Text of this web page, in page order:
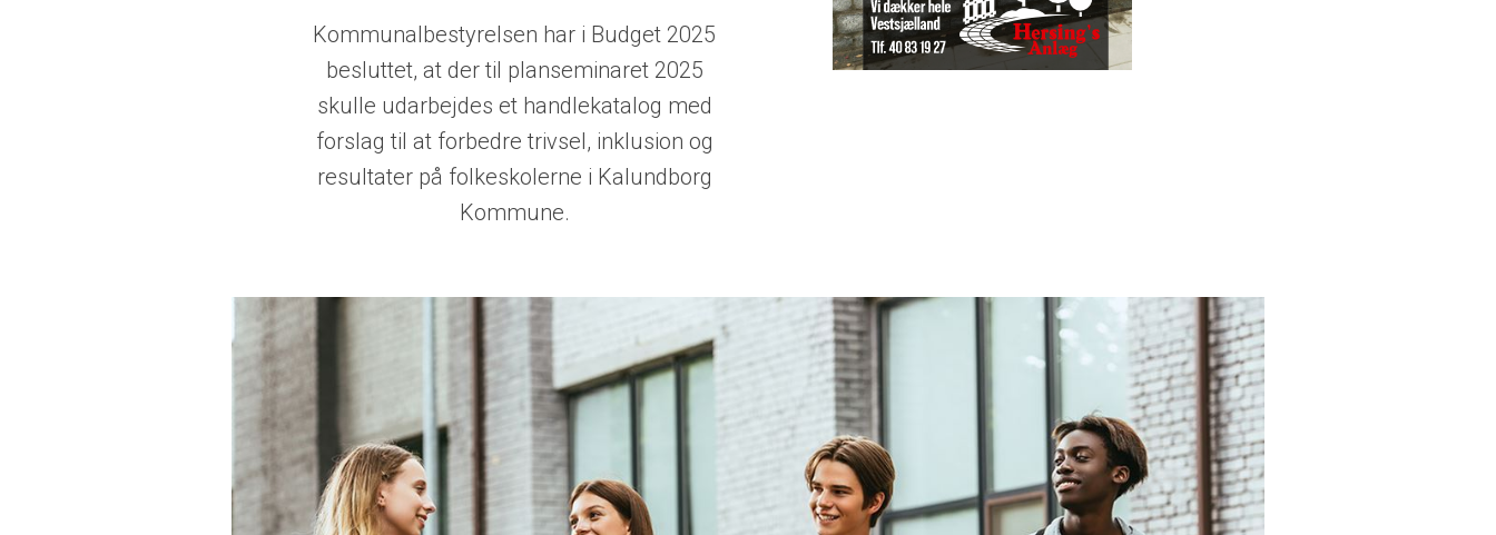
Kommunalbestyrelsen har i Budget 2025
besluttet, at der til planseminaret 2025
skulle udarbejdes et handlekatalog med
forslag til at forbedre trivsel, inklusion og
resultater på folkeskolerne i Kalundborg
Kommune.